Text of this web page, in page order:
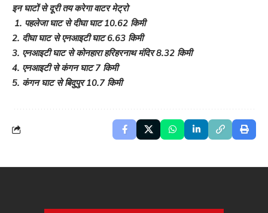
इन घाटों से दूरी तय करेगा वाटर मेट्रो
1. पहलेजा घाट से दीघा घाट 10.62 किमी
2. दीघा घाट से एनआइटी घाट 6.63 किमी
3. एनआइटी घाट से कोनहारा हरिहरनाथ मंदिर 8.32 किमी
4. एनआइटी से कंगन घाट 7 किमी
5. कंगन घाट से बिदुपुर 10.7 किमी